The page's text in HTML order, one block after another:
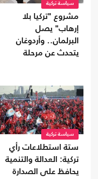
سياسة تركية
مشروع "تركيا بلا
إرهاب" يصل
البرلمان.. وأردوغان
يتحدث عن مرحلة
سياسة تركية
ستة استطلاعات رأي
تركية: العدالة والتنمية
يحافظ على الصدارة